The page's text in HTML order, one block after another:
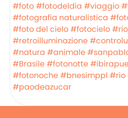
#foto#fotodeldia #viaggio
#fotografia naturalistica
#foto del cielo#fotocielo
#retroilluminazione
#natura #animale
#Brasile#fotonotte
#fotonoche#bnesimppl #rio
#paodeazucar